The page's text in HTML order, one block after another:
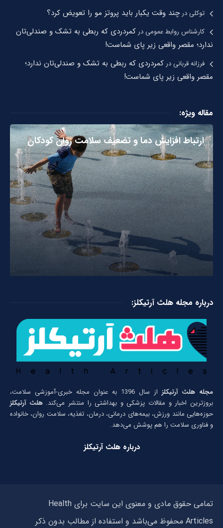
توکلیدرچند وقت یکبار باید پروتز مو را تعویض کرد؟
کارشناس روابط عمومیدر کمردردی که ربطی به تشک و صندلی‌تان
ندارد؛ مقصر واقعی زیر پای شماست!
فرزانه قربانیدر کمردردی که ربطی به تشک و صندلی‌تان ندارد؛
مقصر واقعی زیر پای شماست!
مقاله ویژه:
ارتباط افزایش دما و تضعیف سلامت روان کودکان
درباره مجله هلث آرتیکلز:
مجله هلث آرتیکلز
از سال 1396 به عنوان مجله خبری-آموزشی سلامت،
بروزترین اخبار و مقالات پزشکی و بهداشتی را منتشر می‌کند.هلث آرتیکلز
حوزه‌هایی مانند ورزش، بیمه‌های درمانی، درمان، تغذیه، سلامت روان، خانواده
و فناوری سلامت را هم پوشش می‌دهد.
درباره هلث آرتیکلز
تمامی حقوق مادی و معنوی این سایت برای Health
Articles محفوظ می‌باشد و استفاده از مطالب بدون ذکر